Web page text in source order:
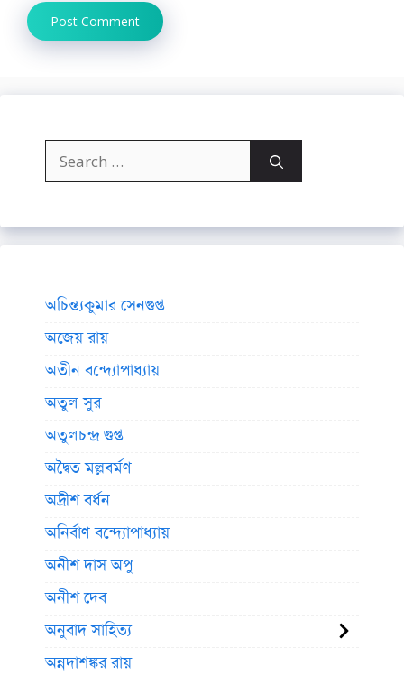
Search
for:
অচিন্ত্যকুমার সেনগুপ্ত
অজেয় রায়
অতীন বন্দ্যোপাধ্যায়
অতুল সুর
অতুলচন্দ্র গুপ্ত
অদ্বৈত মল্লবর্মণ
অদ্রীশ বর্ধন
অনির্বাণ বন্দ্যোপাধ্যায়
অনীশ দাস অপু
অনীশ দেব
অনুবাদ সাহিত্য
অন্নদাশঙ্কর রায়